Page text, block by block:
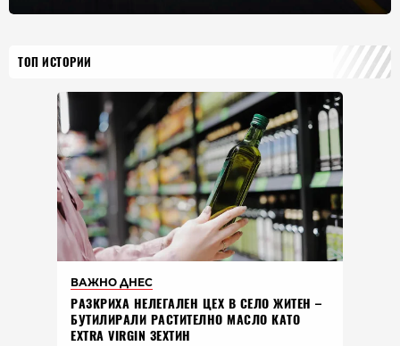
ТОП ИСТОРИИ
ВАЖНО ДНЕС
РАЗКРИХА НЕЛЕГАЛЕН ЦЕХ В СЕЛО ЖИТЕН –
БУТИЛИРАЛИ РАСТИТЕЛНО МАСЛО КАТО
EXTRA VIRGIN ЗЕХТИН